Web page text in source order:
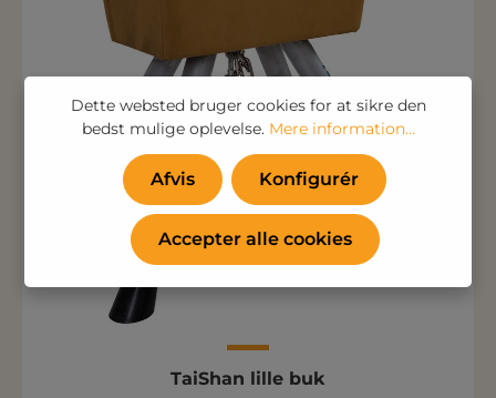
TaiShan lille buk
Dette websted bruger cookies for at sikre den
bedst mulige oplevelse. Mere information...
Afvis Konfigurér
Accepter alle cookies